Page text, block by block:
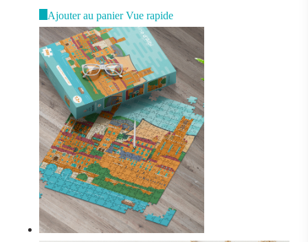
Ajouter au panier Vue rapide